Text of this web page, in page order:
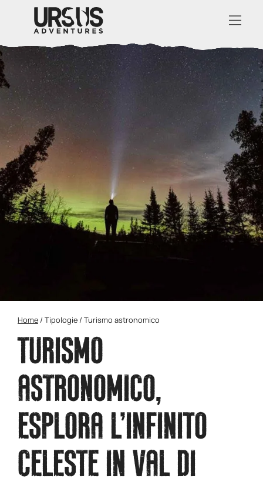
Home / Tipologie / Turismo astronomico
TURISMO
ASTRONOMICO,
ESPLORA L'INFINITO
CELESTE IN VAL DI